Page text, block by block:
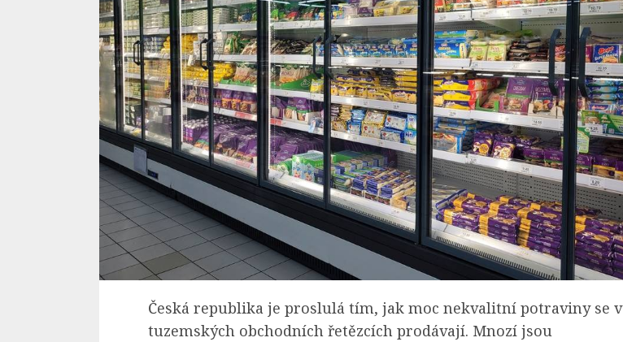
Česká republika je proslulá tím, jak moc nekvalitní potraviny se v
tuzemských obchodních řetězcích prodávají. Mnozí jsou